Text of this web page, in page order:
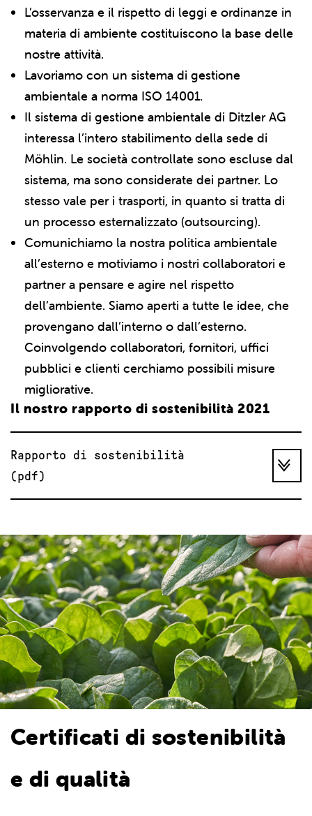
L’osservanza e il rispetto di leggi e ordinanze in
materia di ambiente costituiscono la base delle
nostre attività.
Lavoriamo con un sistema di gestione
ambientale a norma ISO 14001.
Il sistema di gestione ambientale di Ditzler AG
interessa l’intero stabilimento della sede di
Möhlin. Le società controllate sono escluse dal
sistema, ma sono considerate dei partner. Lo
stesso vale per i trasporti, in quanto si tratta di
un processo esternalizzato (outsourcing).
Comunichiamo la nostra politica ambientale
all’esterno e motiviamo i nostri collaboratori e
partner a pensare e agire nel rispetto
dell’ambiente. Siamo aperti a tutte le idee, che
provengano dall’interno o dall’esterno.
Coinvolgendo collaboratori, fornitori, uffici
pubblici e clienti cerchiamo possibili misure
migliorative.
Il nostro rapporto di sostenibilità 2021
Rapporto di sostenibilità
(pdf)
Certificati di sostenibilità
e di qualità